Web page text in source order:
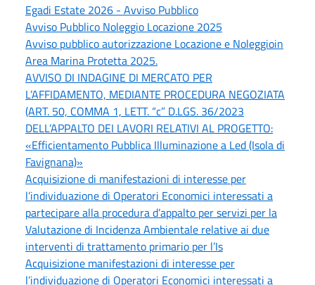
Egadi Estate 2026 - Avviso Pubblico
Avviso Pubblico Noleggio Locazione 2025
Avviso pubblico autorizzazione Locazione e Noleggioin
Area Marina Protetta 2025.
AVVISO DI INDAGINE DI MERCATO PER
L’AFFIDAMENTO, MEDIANTE PROCEDURA NEGOZIATA
(ART. 50, COMMA 1, LETT. “c” D.LGS. 36/2023
DELL’APPALTO DEI LAVORI RELATIVI AL PROGETTO:
«Efficientamento Pubblica Illuminazione a Led (Isola di
Favignana)»
Acquisizione di manifestazioni di interesse per
l’individuazione di Operatori Economici interessati a
partecipare alla procedura d’appalto per servizi per la
Valutazione di Incidenza Ambientale relative ai due
interventi di trattamento primario per l’Is
Acquisizione manifestazioni di interesse per
l’individuazione di Operatori Economici interessati a